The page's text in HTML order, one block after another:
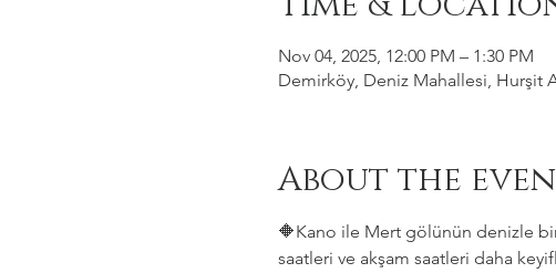
Nov 04, 2025, 12:00 PM – 1:30 PM
Demirköy, Deniz Mahallesi, Hurşit
About the
🔶Kano ile Mert gölünün denizle
saatleri ve akşam saatleri daha